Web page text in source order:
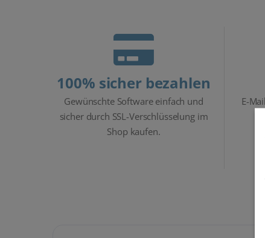
100% sicher bezahlen
Gewünschte Software einfach und
sicher durch SSL-Verschlüsselung im
Shop kaufen.
E-